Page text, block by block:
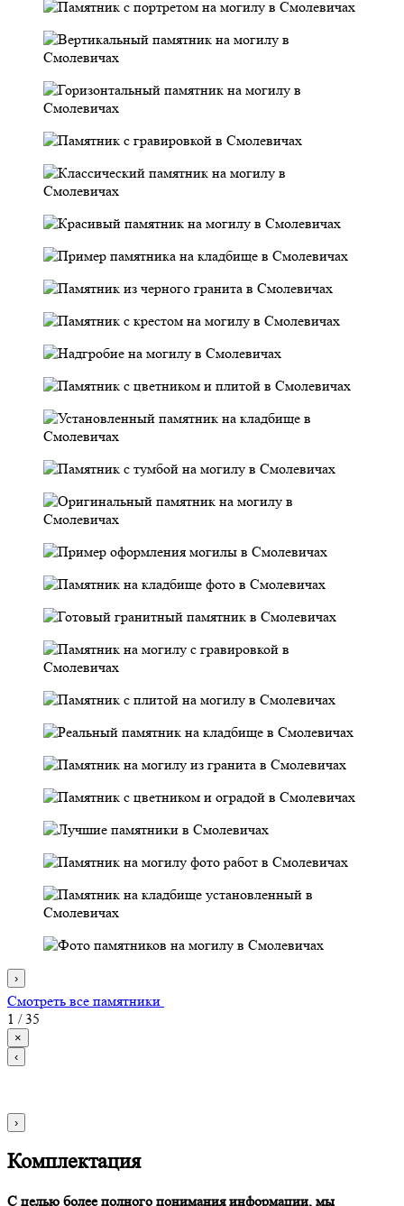
›
Смотреть все памятники
1 / 35
×
‹
›
Комплектация
С целью более полного понимания информации, мы